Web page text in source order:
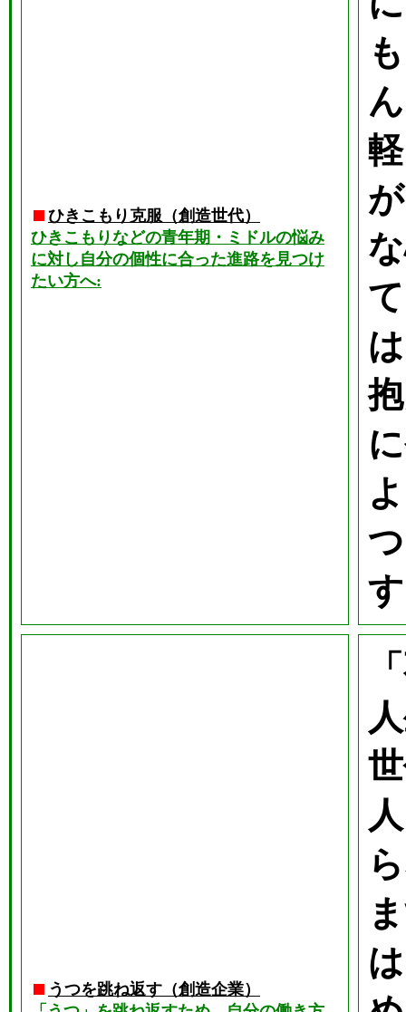
ひきこもり克服（創造世代）
ひきこもりなどの青年期・ミドルの悩み
に対し自分の個性に合った進路を見つけ
たい方へ:
うつを跳ね返す（創造企業）